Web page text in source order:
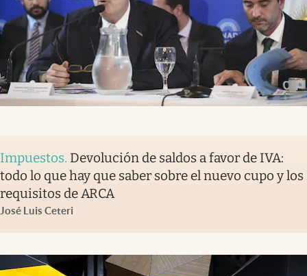
Impuestos. Devolución de saldos a favor de IVA:
todo lo que hay que saber sobre el nuevo cupo y los
requisitos de ARCA
José Luis Ceteri